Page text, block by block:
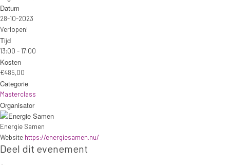
Datum
28-10-2023
Verlopen!
Tijd
13:00 - 17:00
Kosten
€485,00
Categorie
Masterclass
Organisator
Energie Samen
Website https://energiesamen.nu/
Deel dit evenement